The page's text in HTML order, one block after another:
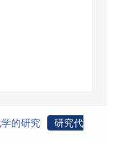
的研究
研究代